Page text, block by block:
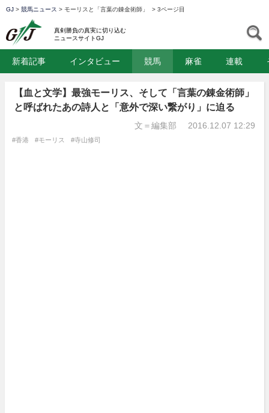
GJ > 競馬ニュース > モーリスと「言葉の錬金術師」 > 3ページ目
真剣勝負の真実に切り込む
ニュースサイトGJ
新着記事 インタビュー 競馬 麻雀 連載
【血と文学】最強モーリス、そして「言葉の錬金術師」
と呼ばれたあの詩人と「意外で深い繋がり」に迫る
文＝編集部 2016.12.07 12:29
#香港 #モーリス #寺山修司